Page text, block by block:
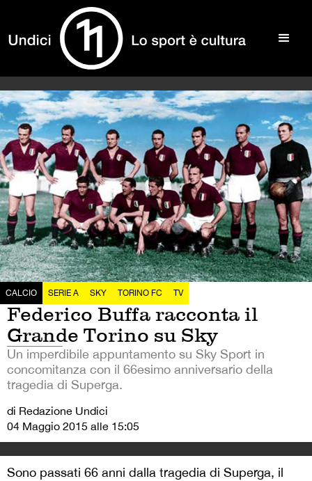
CALCIO SERIE A SKY TORINO FC TV
Federico Buffa racconta il
Grande Torino su Sky
Un imperdibile appuntamento su Sky Sport in
concomitanza con il 66esimo anniversario della
tragedia di Superga.
di Redazione Undici
04 Maggio 2015 alle 15:05
Sono passati 66 anni dalla tragedia di Superga, il